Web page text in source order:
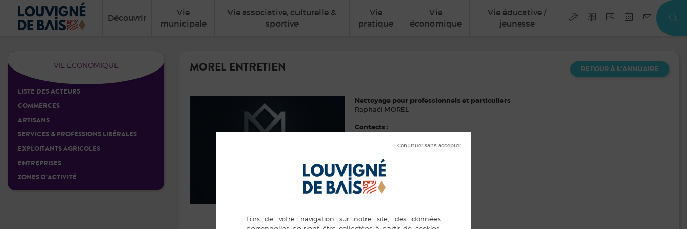
Découvrir
Vie
municipale
Vie associative, culturelle &
sportive
Vie
pratique
Vie
économique
Vie éducative /
jeunesse
VIE ÉCONOMIQUE
LISTE DES ACTEURS
COMMERCES
ARTISANS
SERVICES & PROFESSIONS LIBÉRALES
EXPLOITANTS AGRICOLES
ENTREPRISES
ZONES D’ACTIVITÉ
MOREL ENTRETIEN RETOUR À L'ANNUAIRE
Nettoyage pour professionnels et particuliers
Raphaël MOREL
Contacts :
morel.entretien@outlook.fr